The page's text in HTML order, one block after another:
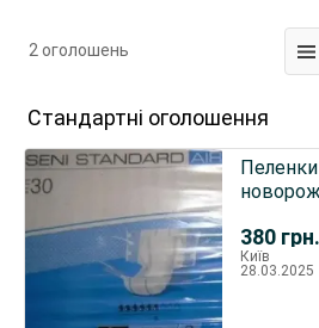
2 оголошень
Стандартні оголошення
380 грн.
Укрпочта
Київ
28.03.2025